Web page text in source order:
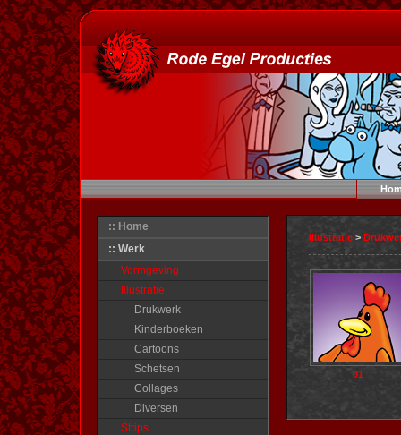
:: Home
:: Werk
Vormgeving
Illustratie
Drukwerk
Kinderboeken
Cartoons
Schetsen
Collages
Diversen
Strips
Illustratie >
01